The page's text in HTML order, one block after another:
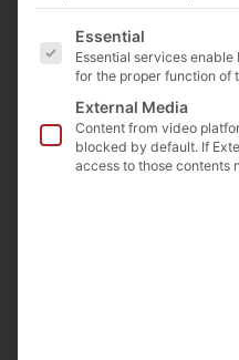
Es folgt eine Liste der
Essential
Essential services
for the proper function of
External Media
Content from video
blocked by default. If
access to those contents